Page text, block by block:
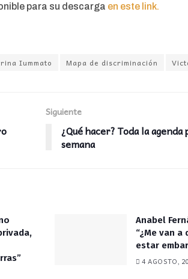
para su descarga en este link.
Iummato Mapa de discriminación
Siguiente
¿Qué hacer? Toda la
semana
Anabel
“¿Me van
estar
4 AGOSTO,